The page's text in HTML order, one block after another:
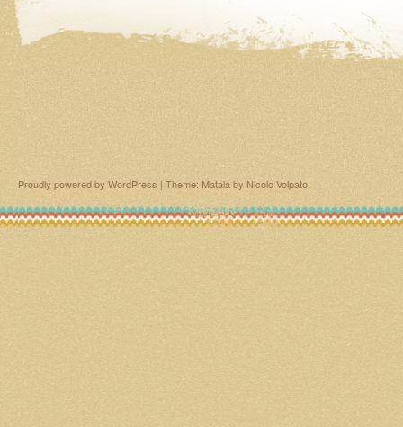
Proudly powered by WordPress | Theme: Matala by Nicolo Volpato